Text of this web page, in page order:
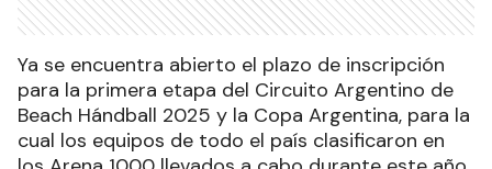
Ya se encuentra abierto el plazo de inscripción
para la primera etapa del Circuito Argentino de
Beach Hándball 2025 y la Copa Argentina, para la
cual los equipos de todo el país clasificaron en